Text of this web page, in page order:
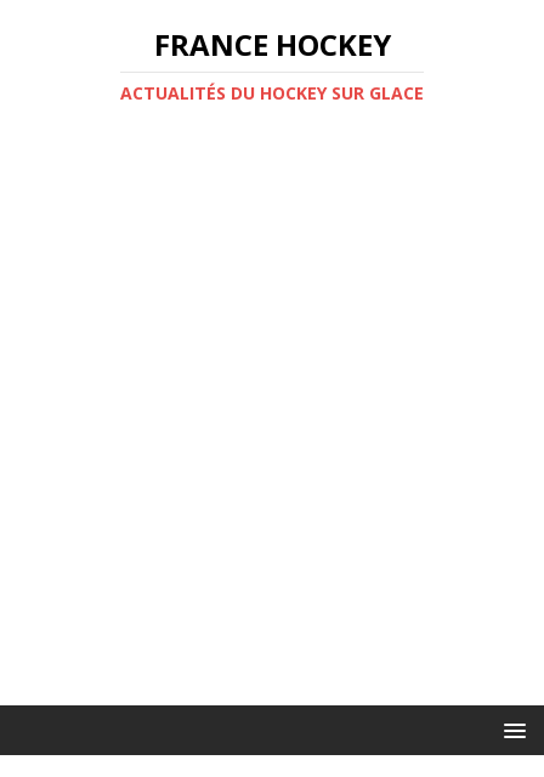
FRANCE HOCKEY
ACTUALITÉS DU HOCKEY SUR GLACE